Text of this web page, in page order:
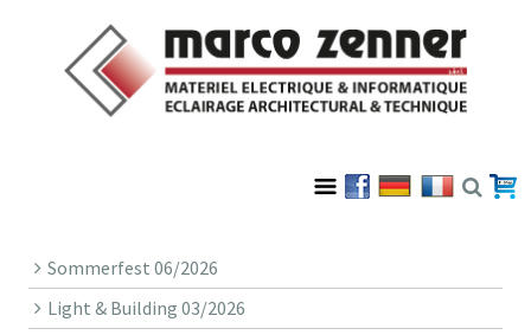
Sommerfest 06/2026
Light & Building 03/2026